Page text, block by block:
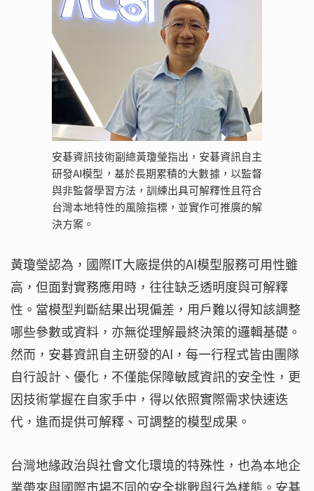
安碁資訊技術副總黃瓊瑩指出，安碁資訊自主
研發AI模型，基於長期累積的大數據，以監督
與非監督學習方法，訓練出具可解釋性且符合
台灣本地特性的風險指標，並實作可推廣的解
決方案。
黃瓊瑩認為，國際IT大廠提供的AI模型服務可用性雖
高，但面對實務應用時，往往缺乏透明度與可解釋
性。當模型判斷結果出現偏差，用戶難以得知該調整
哪些參數或資料，亦無從理解最終決策的邏輯基礎。
然而，安碁資訊自主研發的AI，每一行程式皆由團隊
自行設計、優化，不僅能保障敏感資訊的安全性，更
因技術掌握在自家手中，得以依照實際需求快速迭
代，進而提供可解釋、可調整的模型成果。
台灣地緣政治與社會文化環境的特殊性，也為本地企